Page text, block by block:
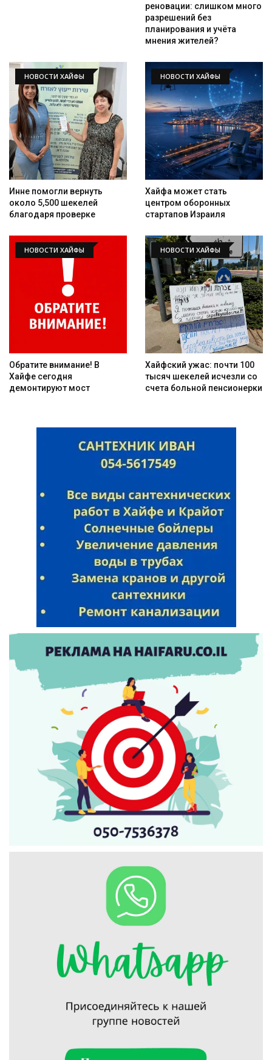
Искать
реновации: слишком много
разрешений без
планирования и учёта
мнения жителей?
НОВОСТИ ХАЙФЫ
Инне помогли вернуть
около 5,500 шекелей
благодаря проверке
НОВОСТИ ХАЙФЫ
Хайфа может стать
центром оборонных
стартапов Израиля
НОВОСТИ ХАЙФЫ
Обратите внимание! В
Хайфе сегодня
демонтируют мост
НОВОСТИ ХАЙФЫ
Хайфский ужас: почти 100
тысяч шекелей исчезли со
счета больной пенсионерки